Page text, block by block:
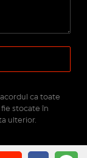
acordul ca toate
stocate în
ulterior.
- Anunțuri